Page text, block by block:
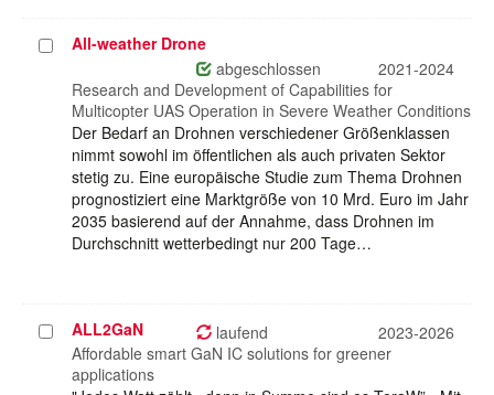
ProjektAll-weather Drone
abgeschlossen
2021-2024
Research and Development of Capabilities for
Multicopter UAS Operation in Severe Weather Conditions
Der Bedarf an Drohnen verschiedener Größenklassen
nimmt sowohl im öffentlichen als auch privaten Sektor
stetig zu. Eine europäische Studie zum Thema Drohnen
prognostiziert eine Marktgröße von 10 Mrd. Euro im Jahr
2035 basierend auf der Annahme, dass Drohnen im
Durchschnitt wetterbedingt nur 200 Tage…
Projekt
auswählen
ALL2GaN laufend
2023-2026
Affordable smart GaN IC solutions for greener
applications